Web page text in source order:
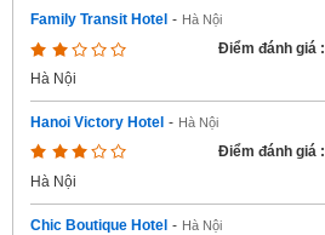
Family Transit Hotel - Hà Nội
Điểm đánh giá :
Hà Nội
Hanoi Victory Hotel - Hà Nội
Điểm đánh giá :
Hà Nội
Chic Boutique Hotel - Hà Nội